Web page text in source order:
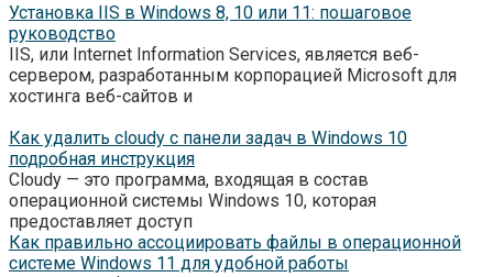
Установка IIS в Windows 8, 10 или 11: пошаговое
руководство
IIS, или Internet Information Services, является веб-
сервером, разработанным корпорацией Microsoft для
хостинга веб-сайтов и
Как удалить cloudy с панели задач в Windows 10
подробная инструкция
Cloudy — это программа, входящая в состав
операционной системы Windows 10, которая
предоставляет доступ
Как правильно ассоциировать файлы в операционной
системе Windows 11 для удобной работы